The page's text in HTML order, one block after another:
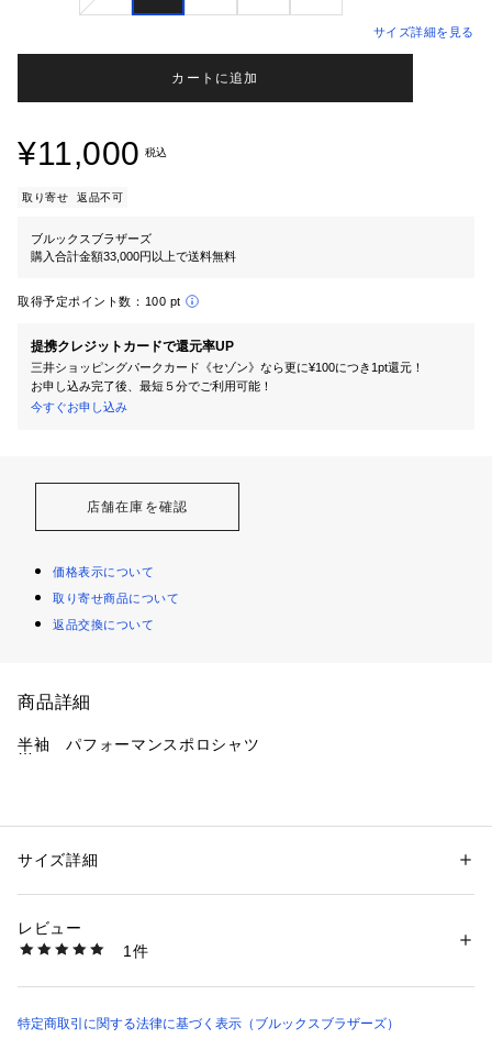
サイズ詳細を見る
カートに追加
¥11,000 税込
取り寄せ 返品不可
ブルックスブラザーズ
購入合計金額33,000円以上で送料無料
取得予定ポイント数： 100 pt
提携クレジットカードで還元率UP
三井ショッピングパークカード《セゾン》なら更に¥100につき1pt還元！
お申し込み完了後、最短５分でご利用可能！
今すぐお申し込み
店舗在庫を確認
価格表示について
取り寄せ商品について
返品交換について
商品詳細
半袖　パフォーマンスポロシャツ
ャツです。
でご着用いただけます。
性別：メンズ
素材：100% Cotton
洗濯：洗濯機○、ドライ○、漂白×、タンブル乾燥○(低温)
※詳しい洗濯方法については、商品の品質表示タグをご覧ください
100008031 （ショップ）
サイズ詳細
レビュー
1件
特定商取引に関する法律に基づく表示（ブルックスブラザーズ）